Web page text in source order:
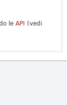
le API (vedi